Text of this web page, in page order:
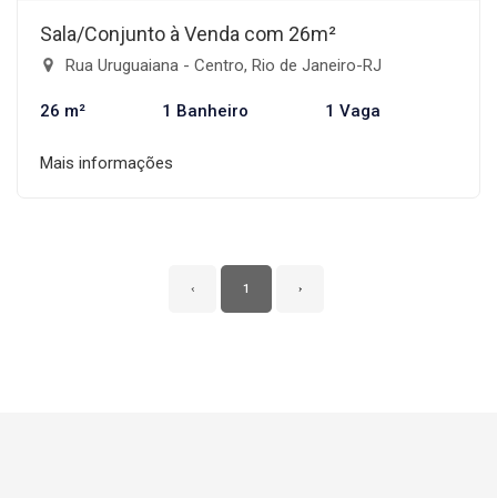
Sala/Conjunto à Venda com 26m²
Rua Uruguaiana - Centro, Rio de Janeiro-RJ
26 m² 1 Banheiro 1 Vaga
Mais informações
‹ 1 ›